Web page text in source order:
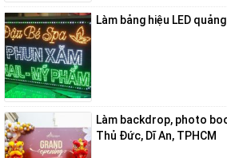
Làm bảng hiệu LED
Làm backdrop, photo
Thủ Đức, Dĩ An, TPHCM